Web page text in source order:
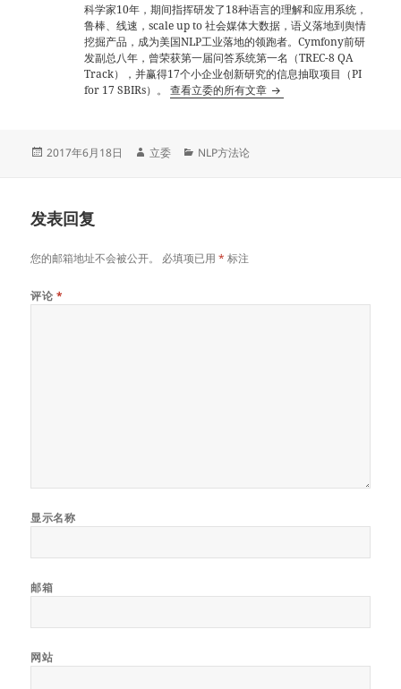
科学家10年，期间指挥研发了18种语言的理解和应用系统，
鲁棒、线速，scale up to 社会媒体大数据，语义落地到舆情
挖掘产品，成为美国NLP工业落地的领跑者。Cymfony前研
发副总八年，曾荣获第一届问答系统第一名（TREC-8 QA
Track），并赢得17个小企业创新研究的信息抽取项目（PI
for 17 SBIRs）。查看立委的所有文章
发
2017年6月18日
作
立委
分
NLP方法论
发表回复
您的邮箱地址不会被公开。 必填项已用* 标注
评论 *
显示名称
邮箱
网站